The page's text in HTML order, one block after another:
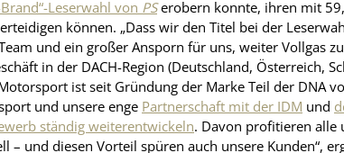
Leserwahl von PSerobern konnte, ihren mit
können. „Dass wir den Titel bei der
und ein großer Ansporn für uns, weiter Vollgas
in der DACH-Region (Deutschland, Österreich,
ist seit Gründung der Marke Teil der DNA
und unsere enge Partnerschaft mit der IDM und
ständig weiterentwickeln. Davon profitieren alle
– und diesen Vorteil spüren auch unsere Kunden“,